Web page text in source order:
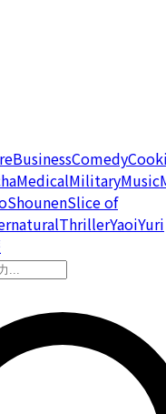
BusinessComedy
MedicalMilitaryMusic
ShounenSlice of
ThrillerYaoiYuri